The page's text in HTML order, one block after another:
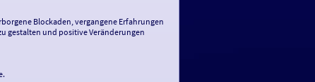
Blockaden, vergangene Erfahrungen
gestalten und positive Veränderungen